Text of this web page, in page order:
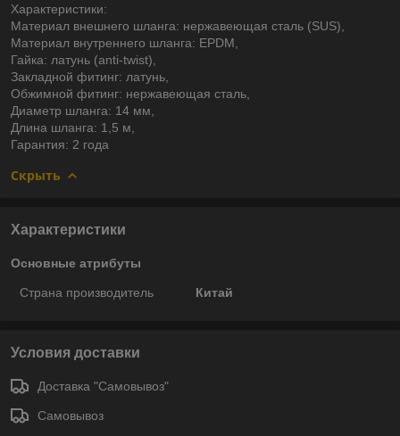
Характеристики:
Материал внешнего шланга: нержавеющая сталь (SUS),
Материал внутреннего шланга: EPDM,
Гайка: латунь (anti-twist),
Закладной фитинг: латунь,
Обжимной фитинг: нержавеющая сталь,
Диаметр шланга: 14 мм,
Длина шланга: 1,5 м,
Гарантия: 2 года
Скрыть
Характеристики
Основные атрибуты
Страна производитель Китай
Условия доставки
Доставка "Самовывоз"
Самовывоз